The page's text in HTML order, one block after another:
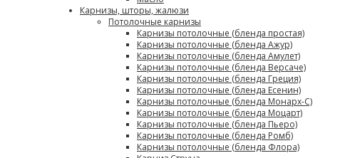
Карнизы, шторы, жалюзи
Потолочные карнизы
Карнизы потолочные (бленда простая)
Карнизы потолочные (бленда Ажур)
Карнизы потолочные (бленда Амулет)
Карнизы потолочные (бленда Версаче)
Карнизы потолочные (бленда Греция)
Карнизы потолочные (бленда Есенин)
Карнизы потолочные (бленда Монарх-С)
Карнизы потолочные (бленда Моцарт)
Карнизы потолочные (бленда Пьеро)
Карнизы потолочные (бленда Ромб)
Карнизы потолочные (бленда Флора)